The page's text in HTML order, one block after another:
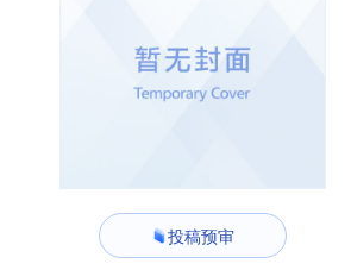
投稿预审